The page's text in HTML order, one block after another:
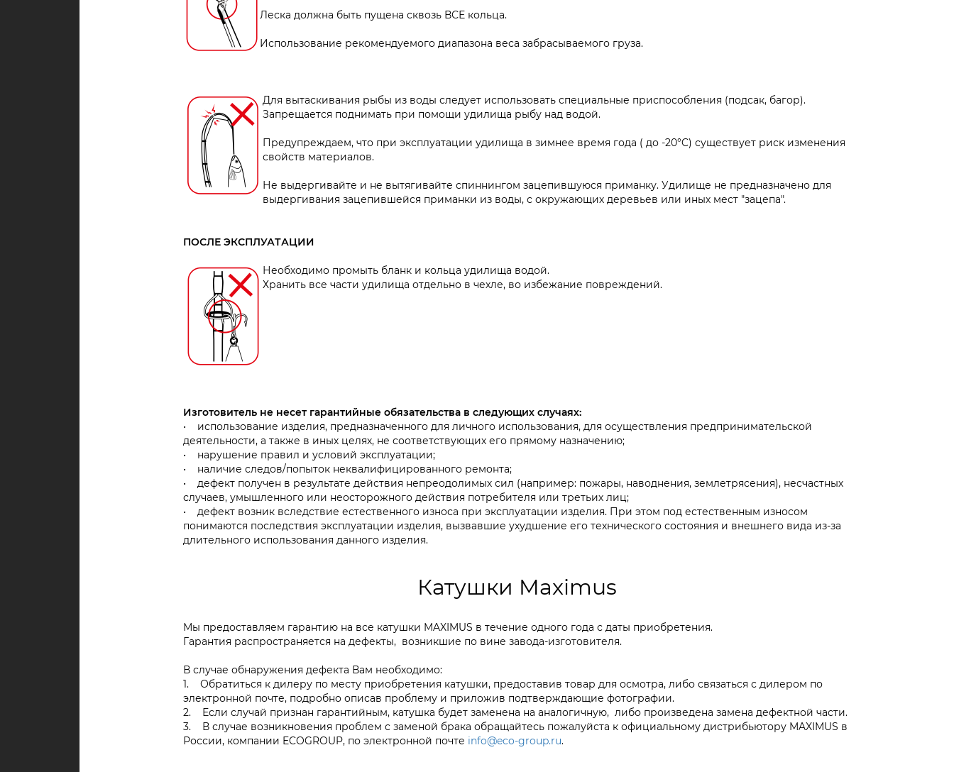
Леска должна быть пущена сквозь ВСЕ кольца.
Использование рекомендуемого диапазона веса забрасываемого груза.
Для вытаскивания рыбы из воды следует использовать специальные приспособления (подсак, багор).
Запрещается поднимать при помощи удилища рыбу над водой.
Предупреждаем, что при эксплуатации удилища в зимнее время года ( до -20°C) существует риск изменения
свойств материалов.
Не выдергивайте и не вытягивайте спиннингом зацепившуюся приманку. Удилище не предназначено для
выдергивания зацепившейся приманки из воды, с окружающих деревьев или иных мест "зацепа".
ПОСЛЕ ЭКСПЛУАТАЦИИ
Необходимо промыть бланк и кольца удилища водой.
Хранить все части удилища отдельно в чехле, во избежание повреждений.
Изготовитель не несет гарантийные обязательства в следующих случаях:
• использование изделия, предназначенного для личного использования, для осуществления предпринимательской
деятельности, а также в иных целях, не соответствующих его прямому назначению;
• нарушение правил и условий эксплуатации;
• наличие следов/попыток неквалифицированного ремонта;
• дефект получен в результате действия непреодолимых сил (например: пожары, наводнения, землетрясения), несчастных
случаев, умышленного или неосторожного действия потребителя или третьих лиц;
• дефект возник вследствие естественного износа при эксплуатации изделия. При этом под естественным износом
понимаются последствия эксплуатации изделия, вызвавшие ухудшение его технического состояния и внешнего вида из-за
длительного использования данного изделия.
Катушки Maximus
Мы предоставляем гарантию на все катушки MAXIMUS в течение одного года с даты приобретения.
Гарантия распространяется на дефекты, возникшие по вине завода-изготовителя.
В случае обнаружения дефекта Вам необходимо:
1. Обратиться к дилеру по месту приобретения катушки, предоставив товар для осмотра, либо связаться с дилером по
электронной почте, подробно описав проблему и приложив подтверждающие фотографии.
2. Если случай признан гарантийным, катушка будет заменена на аналогичную, либо произведена замена дефектной части.
3. В случае возникновения проблем с заменой брака обращайтесь пожалуйста к официальному дистрибьютору MAXIMUS в
России, компании ECOGROUP, по электронной почте info@eco-group.ru.